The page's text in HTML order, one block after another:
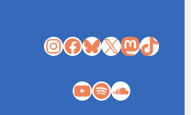
InstagramFacebook Bluesky X Mastodon TikTok
YouTube Spotify SoundCloud